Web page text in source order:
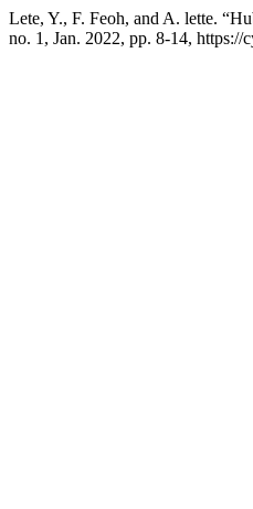
Lete, Y., F. Feoh, and A. lette.
no. 1, Jan. 2022, pp. 8-14, https://